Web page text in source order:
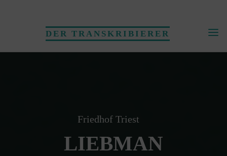
DER TRANSKRIBIERER
Friedhof Triest
LIEBMAN